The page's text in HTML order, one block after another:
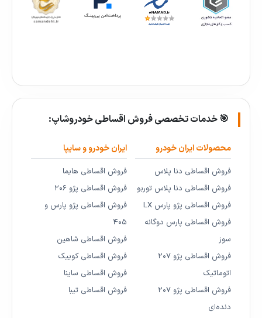
🎯 خدمات تخصصی فروش اقساطی خودروشاپ:
محصولات ایران خودرو
فروش اقساطی دنا پلاس
فروش اقساطی دنا پلاس توربو
فروش اقساطی پژو پارس LX
فروش اقساطی پارس دوگانه
سوز
فروش اقساطی پژو ۲۰۷
اتوماتیک
فروش اقساطی پژو ۲۰۷
دنده‌ای
ایران خودرو و سایپا
فروش اقساطی هایما
فروش اقساطی پژو ۲۰۶
فروش اقساطی پژو پارس و
۴۰۵
فروش اقساطی شاهین
فروش اقساطی کوییک
فروش اقساطی ساینا
فروش اقساطی تیبا